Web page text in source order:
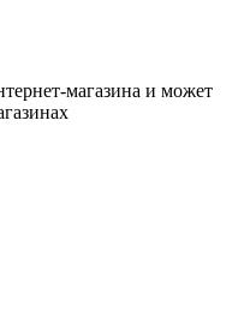
магазина и может